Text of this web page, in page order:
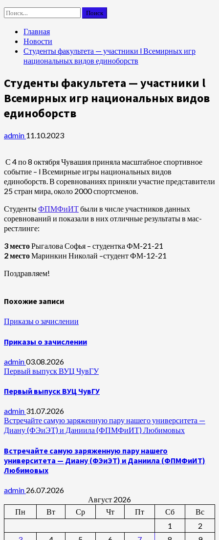
Найти:
Главная
Новости
Студенты факультета — участники l Всемирных игр
национальных видов единоборств
Студенты факультета — участники l
Всемирных игр национальных видов
единоборств
admin 11.10.2023
С 4 по 8 октября Чувашия приняла масштабное спортивное
событие – l Всемирные игры национальных видов
единоборств. В соревнованиях приняли участие представители
25 стран мира, около 2000 спортсменов.
СтудентыФПМФиИТбыли в числе участников данных
соревнований и показали в них отличные результаты в мас-
рестлинге:
3 местоРыгалова Софья – студентка ФМ-21-21
2 местоМаринкин Николай –студент ФМ-12-21
Поздравляем!
Похожие записи
Приказы о зачислении
Приказы о зачислении
admin03.08.2026
Первый выпуск ВУЦ ЧувГУ
Первый выпуск ВУЦ ЧувГУ
admin 31.07.2026
Встречайте самую заряженную пару нашего университета —
Диану (ФЭиЭТ) и Даниила (ФПМФиИТ) Любимовых
Встречайте самую заряженную пару нашего
университета — Диану (ФЭиЭТ) и Даниила (ФПМФиИТ)
Любимовых
admin 26.07.2026
Август 2026
Пн
Вт Ср Чт Пт Сб
Вс
1
2